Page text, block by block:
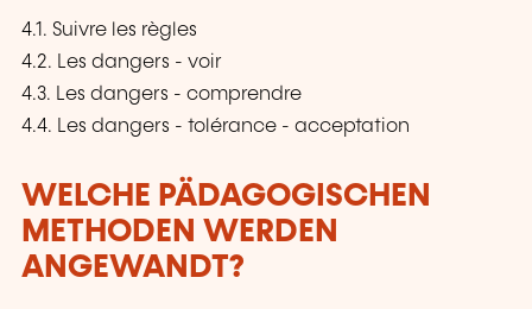
4.1. Suivre les règles
4.2. Les dangers - voir
4.3. Les dangers - comprendre
4.4. Les dangers - tolérance - acceptation
WELCHE PÄDAGOGISCHEN
METHODEN WERDEN
ANGEWANDT?